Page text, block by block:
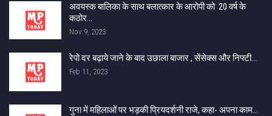
अवयस्क बालिका के साथ बलात्कार के आरोपी को 20 वर्ष के
कठोर…
Nov 9, 2023
रेपो दर बढ़ाये जाने के बाद उछाला बाजार , सेंसेक्स और निफ्टी…
Feb 11, 2023
गुना में महिलाओं पर भड़की प्रियदर्शनी राजे, कहा- अपना काम…